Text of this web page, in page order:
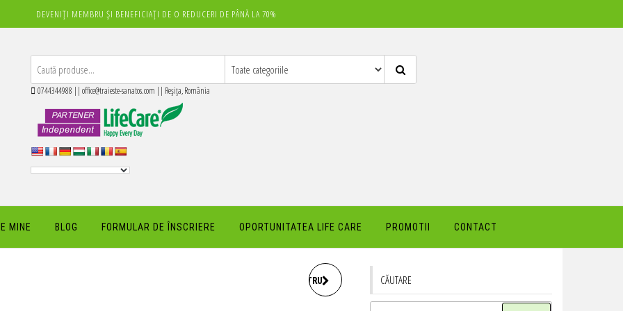
DEVENIȚI MEMBRU ȘI BENEFICIAȚI DE O REDUCERI DE PÂNĂ LA 70%
0744344988 || office@traieste-sanatos.com || Reșița, România
MINE BLOG FORMULAR DE ÎNSCRIERE OPORTUNITATEA LIFE CARE PROMOTII CONTACT
MASCA HIDRATANTA PENTRU CĂUTARE